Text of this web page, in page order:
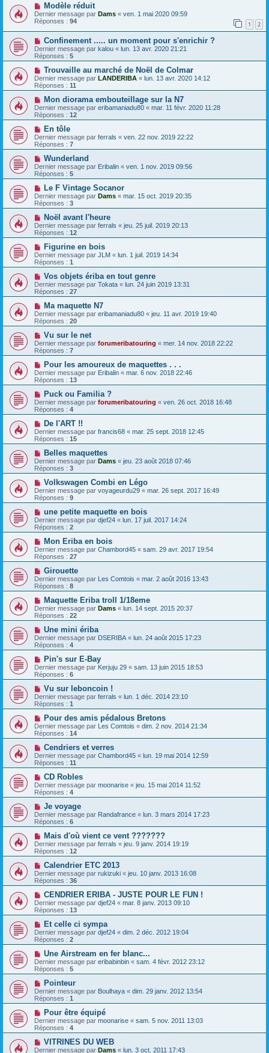
Modèle réduit
Dernier message par Dams « ven. 1 mai 2020 09:59
Réponses : 94 1 2
Confinement ..... un moment pour s'enrichir ?
Dernier message par kalou « lun. 13 avr. 2020 21:21
Réponses : 5
Trouvaille au marché de Noël de Colmar
Dernier message par LANDERIBA « lun. 13 avr. 2020 14:12
Réponses : 11
Mon diorama embouteillage sur la N7
Dernier message par eribamaniadu80 « mar. 11 févr. 2020 11:28
Réponses : 12
En tôle
Dernier message par ferrals « ven. 22 nov. 2019 22:22
Réponses : 7
Wunderland
Dernier message par Eribalin « ven. 1 nov. 2019 09:56
Réponses : 5
Le F Vintage Socanor
Dernier message par Dams « mar. 15 oct. 2019 20:35
Réponses : 3
Noël avant l'heure
Dernier message par ferrals « jeu. 25 juil. 2019 20:13
Réponses : 12
Figurine en bois
Dernier message par JLM « lun. 1 juil. 2019 14:34
Réponses : 1
Vos objets ériba en tout genre
Dernier message par Tokata « lun. 24 juin 2019 13:31
Réponses : 27
Ma maquette N7
Dernier message par eribamaniadu80 « jeu. 11 avr. 2019 19:40
Réponses : 20
Vu sur le net
Dernier message par forumeribatouring « mer. 14 nov. 2018 22:22
Réponses : 7
Pour les amoureux de maquettes . . .
Dernier message par Eribalin « mar. 6 nov. 2018 22:46
Réponses : 13
Puck ou Familia ?
Dernier message par forumeribatouring « ven. 26 oct. 2018 16:48
Réponses : 4
De l'ART !!
Dernier message par francis68 « mar. 25 sept. 2018 12:45
Réponses : 15
Belles maquettes
Dernier message par Dams « jeu. 23 août 2018 07:46
Réponses : 3
Volkswagen Combi en Légo
Dernier message par voyageurdu29 « mar. 26 sept. 2017 16:49
Réponses : 9
une petite maquette en bois
Dernier message par djef24 « lun. 17 juil. 2017 14:24
Réponses : 2
Mon Eriba en bois
Dernier message par Chambord45 « sam. 29 avr. 2017 19:54
Réponses : 27
Girouette
Dernier message par Les Comtois « mar. 2 août 2016 13:43
Réponses : 8
Maquette Eriba troll 1/18eme
Dernier message par Dams « lun. 14 sept. 2015 20:37
Réponses : 22
Une mini ériba
Dernier message par DSERIBA « lun. 24 août 2015 17:23
Réponses : 4
Pin's sur E-Bay
Dernier message par Kerjuju 29 « sam. 13 juin 2015 18:53
Réponses : 6
Vu sur leboncoin !
Dernier message par ferrals « lun. 1 déc. 2014 23:10
Réponses : 1
Pour des amis pédalous Bretons
Dernier message par Les Comtois « dim. 2 nov. 2014 21:34
Réponses : 14
Cendriers et verres
Dernier message par Chambord45 « lun. 19 mai 2014 12:59
Réponses : 11
CD Robles
Dernier message par moonarise « jeu. 15 mai 2014 11:52
Réponses : 4
Je voyage
Dernier message par Randafrance « lun. 3 mars 2014 17:23
Réponses : 6
Mais d'où vient ce vent ???????
Dernier message par ferrals « jeu. 9 janv. 2014 19:19
Réponses : 12
Calendrier ETC 2013
Dernier message par rukizuki « jeu. 10 janv. 2013 16:08
Réponses : 36
CENDRIER ERIBA - JUSTE POUR LE FUN !
Dernier message par djef24 « mar. 8 janv. 2013 09:10
Réponses : 13
Et celle ci sympa
Dernier message par djef24 « dim. 2 déc. 2012 19:04
Réponses : 2
Une Airstream en fer blanc...
Dernier message par eribabinbin « sam. 4 févr. 2012 23:12
Réponses : 5
Pointeur
Dernier message par Boulhaya « dim. 29 janv. 2012 13:54
Réponses : 1
Pour être équipé
Dernier message par moonarise « sam. 5 nov. 2011 13:03
Réponses : 4
VITRINES DU WEB
Dernier message par Dams « lun. 3 oct. 2011 17:43